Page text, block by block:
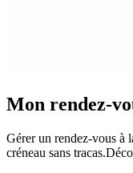
Mon rendez-
Gérer un rendez-vous à
créneau sans